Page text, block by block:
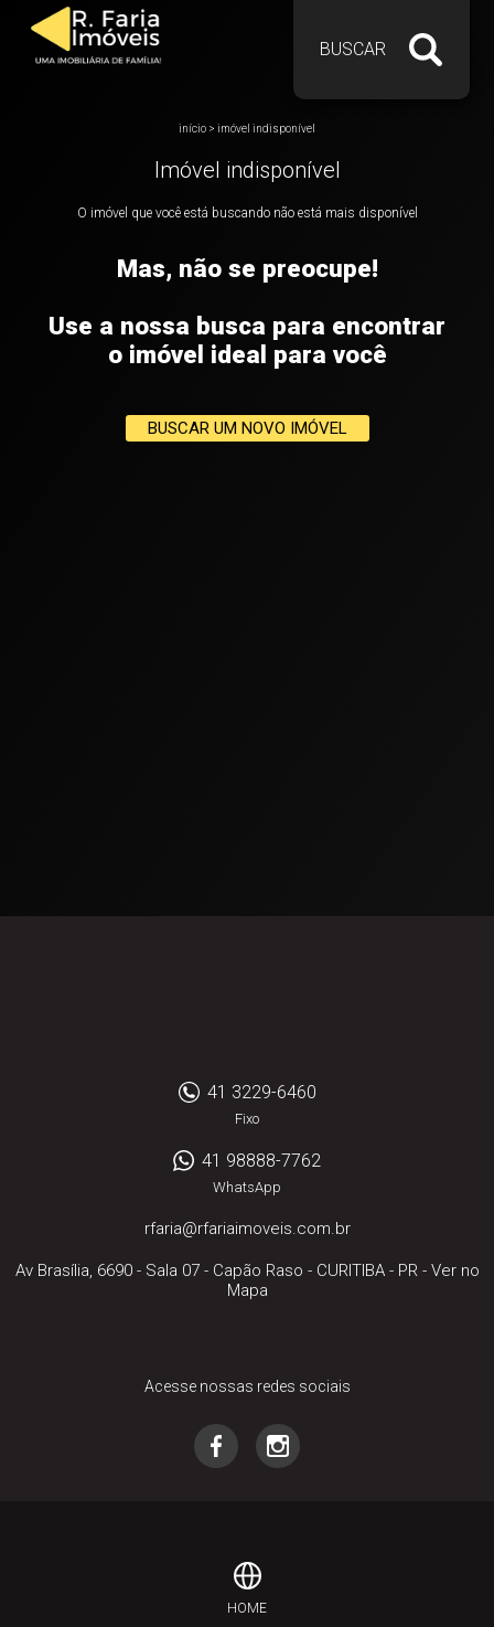
BUSCAR
início > imóvel indisponível
Imóvel indisponível
O imóvel que você está buscando não está mais disponível
Mas, não se preocupe!
Use a nossa busca para encontrar
o imóvel ideal para você
BUSCAR UM NOVO IMÓVEL
41 3229-6460
Fixo
41 98888-7762
WhatsApp
rfaria@rfariaimoveis.com.br
Av Brasília, 6690 - Sala 07- Capão Raso - CURITIBA- PR- Ver no
Mapa
Acesse nossas redes sociais
HOME